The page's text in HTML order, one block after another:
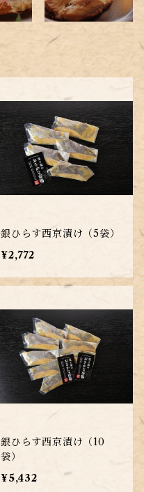
銀ひらす西京漬け（5袋）
¥2,772
銀ひらす西京漬け（10
袋）
¥5,432